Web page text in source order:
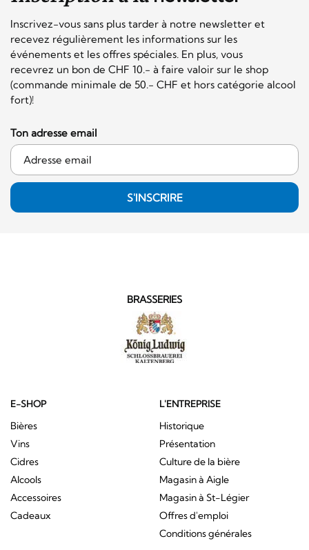
Inscrivez-vous sans plus tarder à notre newsletter et
recevez régulièrement les informations sur les
événements et les offres spéciales. En plus, vous
recevrez un bon de CHF 10.- à faire valoir sur le shop
(commande minimale de 50.- CHF et hors catégorie alcool
fort)!
Ton adresse email
S'INSCRIRE
BRASSERIES
E-SHOP
Bières
Vins
Cidres
Alcools
Accessoires
Cadeaux
L'ENTREPRISE
Historique
Présentation
Culture de la bière
Magasin à Aigle
Magasin à St-Légier
Offres d'emploi
Conditions générales